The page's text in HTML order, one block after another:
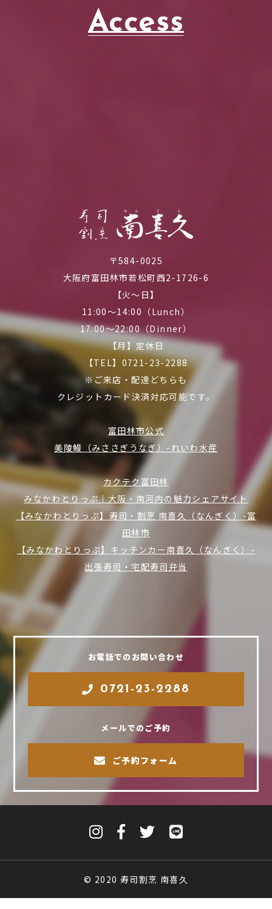
Access
〒584-0025
大阪府富田林市若松町西2-1726-6
【火～日】
11:00～14:00（Lunch）
17:00～22:00（Dinner）
【月】定休日
【TEL】0721-23-2288
※ご来店・配達どちらも
クレジットカード決済対応可能です。
富田林市公式
美陵鰻（みささぎうなぎ）-れいわ水産
カクテク富田林
みなかわとりっぷ｜大阪・南河内の魅力シェアサイト
【みなかわとりっぷ】寿司・割烹 南喜久（なんぎく）-富
田林市
【みなかわとりっぷ】キッチンカー南喜久（なんぎく）-
出張寿司・宅配寿司弁当
お電話でのお問い合わせ
0721-23-2288
メールでのご予約
ご予約フォーム
© 2020 寿司割烹 南喜久